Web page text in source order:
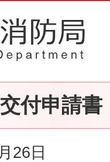
付申請書
26日